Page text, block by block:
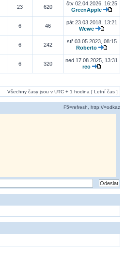
23 620
čtv 02.04.2026, 16:25
GreenApple
6 46
pát 23.03.2018, 13:21
Wewe
6 242
stř 03.05.2023, 08:15
Roberto
6 320
ned 17.08.2025, 13:31
reo
Všechny časy jsou v UTC + 1 hodina [ Letní čas ]
F5=refresh, http://=odkaz